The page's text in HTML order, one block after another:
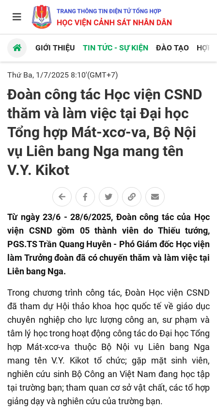
GIỚI THIỆU TIN TỨC - SỰ KIỆN ĐÀO TẠO HỢP
Thứ Ba, 1/7/2025 8:10'(GMT+7)
Đoàn công tác Học viện CSND
thăm và làm việc tại Đại học
Tổng hợp Mát-xcơ-va, Bộ Nội
vụ Liên bang Nga mang tên
V.Y. Kikot
Từ ngày 23/6 - 28/6/2025, Đoàn công tác của Học
viện CSND gồm 05 thành viên do Thiếu tướng,
PGS.TS Trần Quang Huyên - Phó Giám đốc Học viện
làm Trưởng đoàn đã có chuyến thăm và làm việc tại
Liên bang Nga.
Trong chương trình công tác, Đoàn Học viện CSND
đã tham dự Hội thảo khoa học quốc tế về giáo dục
chuyên nghiệp cho lực lượng công an, sư phạm và
tâm lý học trong hoạt động công tác do Đại học Tổng
hợp Mát-xcơ-va thuộc Bộ Nội vụ Liên bang Nga
mang tên V.Y. Kikot tổ chức; gặp mặt sinh viên,
nghiên cứu sinh Bộ Công an Việt Nam đang học tập
tại trường bạn; tham quan cơ sở vật chất, các tổ hợp
giảng dạy và nghiên cứu của trường bạn.